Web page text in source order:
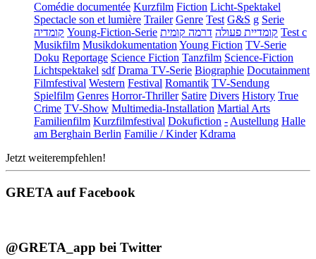
Comédie documentée Kurzfilm Fiction Licht-Spektakel
Spectacle son et lumière Trailer Genre Test G&S g Serie
קומדיה Young-Fiction-Serie קומדיית פעולה דרמה קומית
Test c
Musikfilm MusikdokumentationYoung Fiction TV-Serie
Doku Reportage Science Fiction Tanzfilm Science-Fiction
Lichtspektakel sdf Drama TV-Serie Biographie Docutainment
Filmfestival Western Festival Romantik TV-Sendung
Spielfilm Genres Horror-Thriller Satire Divers History True
Crime TV-Show Multimedia-Installation Martial Arts
Familienfilm Kurzfilmfestival Dokufiction -Austellung Halle
am Berghain Berlin Familie / Kinder Kdrama
Jetzt weiterempfehlen!
GRETA auf Facebook
@GRETA_app bei Twitter